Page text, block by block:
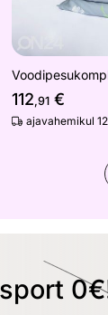
112,91 €
ajavahemikul